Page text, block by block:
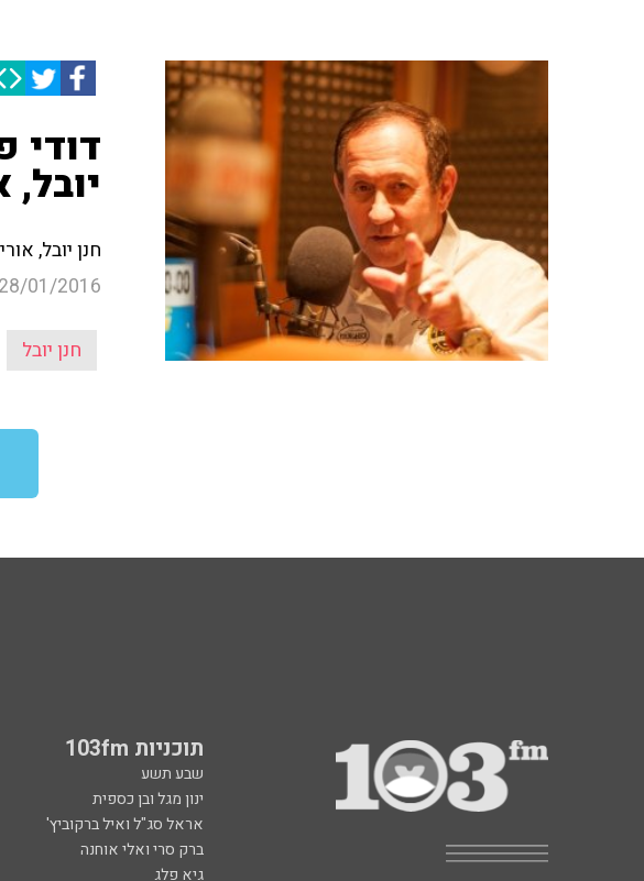
דודי
יובל,
חנן יובל,
28/01/2016
חנן יובל
תוכניות 103fm
שבע תשע
ינון מגל ובן כספית
אראל סג"ל ואיל ברקוביץ'
ברק סרי ואלי אוחנה
גיא פלג